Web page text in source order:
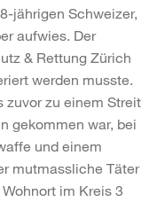
jährigen Schweizer,
aufwies. Der
& Rettung Zürich
werden musste.
zuvor zu einem Streit
gekommen war, bei
und einem
mutmassliche Täter
im Kreis 3